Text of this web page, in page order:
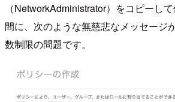
（NetworkAdministrator）をコピーし
間に、次のような無慈悲なメッセージ
数制限の問題です。